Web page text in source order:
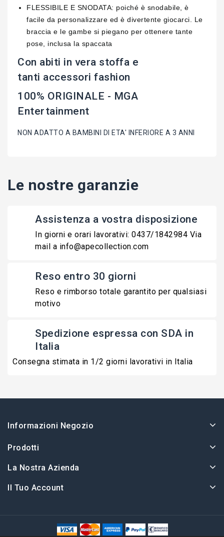
FLESSIBILE E SNODATA: poiché è snodabile, è
facile da personalizzare ed è divertente giocarci. Le
braccia e le gambe si piegano per ottenere tante
pose, inclusa la spaccata
Con abiti in vera stoffa e
tanti accessori fashion
100% ORIGINALE - MGA
Entertainment
NON ADATTO A BAMBINI DI ETA' INFERIORE A 3 ANNI
Le nostre garanzie
Assistenza a vostra disposizione
In giorni e orari lavorativi: 0437/1842984 Via
mail a info@apecollection.com
Reso entro 30 giorni
Reso e rimborso totale garantito per qualsiasi
motivo
Spedizione espressa con SDA in
Italia
Consegna stimata in 1/2 giorni lavorativi in Italia
Informazioni Negozio
Prodotti
La Nostra Azienda
Il Tuo Account